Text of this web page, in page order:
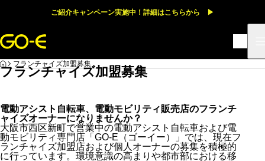
ご紹介キャンペーン実施中！詳細はこちらから ▶
HOME
フランチャイズ加盟募集
フランチャイズ加盟募集
電動アシスト自転車、電動モビリティ販売店のフランチ
ャイズオーナーになりませんか？
大阪市西区新町で営業中の電動アシスト自転車および電
動モビリティ専門店「GO-E（ゴーイー）」では、現在フ
ランチャイズ加盟店および個人オーナーの募集を積極的
に行っています。環境意識の高まりや都市部における移